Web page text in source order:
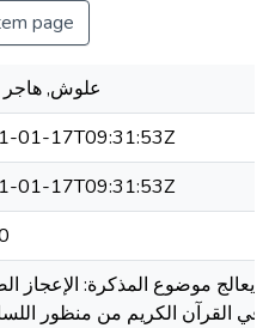
page
علوش, هاجر
01-17T09:31:53Z
01-17T09:31:53Z
يعالج موضوع المذكرة: الإعجاز
في القرآن الكريم من منظور